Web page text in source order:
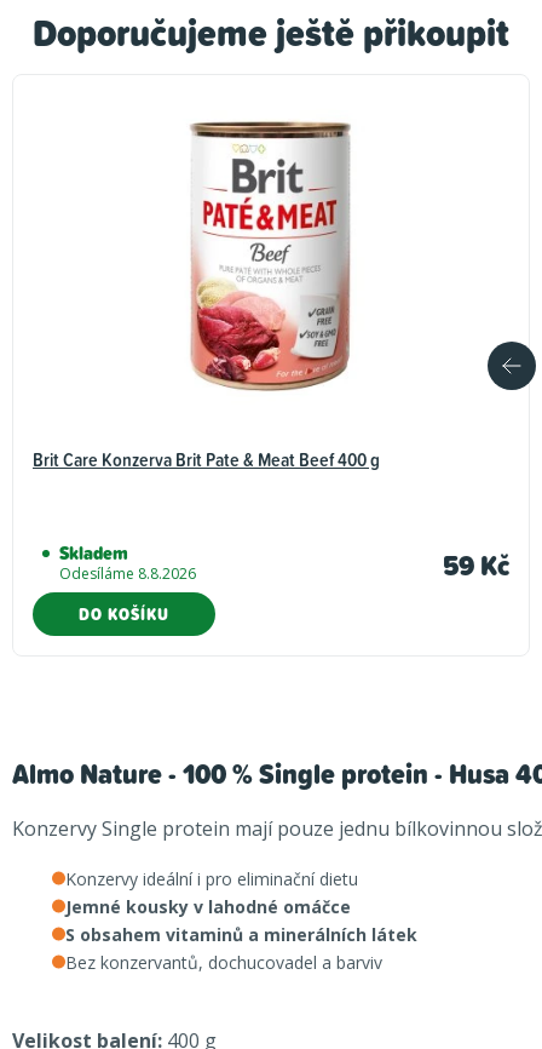
Doporučujeme ještě přikoupit
Brit Care Konzerva Brit Pate & Meat Beef 400 g
Skladem
Odesíláme 8.8.2026 59 Kč
DO KOŠÍKU
Almo Nature - 100 % Single protein - Husa
Konzervy Single protein mají pouze jednu bílkovinnou
Konzervy ideální i pro eliminační dietu
Jemné kousky v lahodné omáčce
S obsahem vitaminů a minerálních látek
Bez konzervantů, dochucovadel a barviv
Velikost balení: 400 g